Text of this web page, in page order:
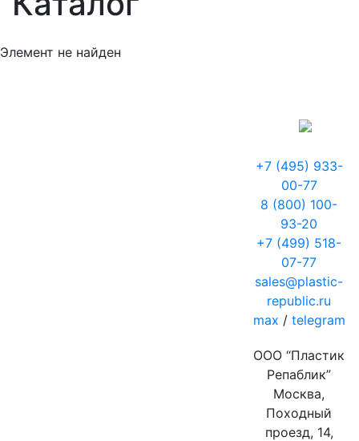
Элемент не найден
+7 (495) 933-
00-77
8 (800) 100-
93-20
+7 (499) 518-
07-77
sales@plastic-
republic.ru
max / telegram
ООО “Пластик
Репаблик”
Москва,
Походный
проезд, 14,